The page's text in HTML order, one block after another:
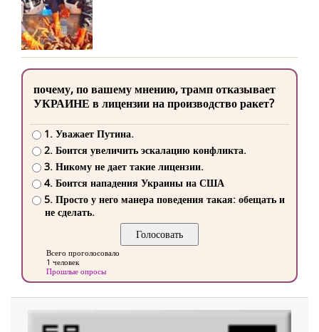
почему, по вашему мнению, трамп отказывает
УКРАИНЕ в лицензии на производство ракет?
1. Уважает Путина.
2. Боится увеличить эскалацию конфликта.
3. Никому не дает такие лицензии.
4. Боится нападения Украины на США
5. Просто у него манера поведения такая: обещать и
не сделать.
Всего проголосовало
1 человек
Прошлые опросы